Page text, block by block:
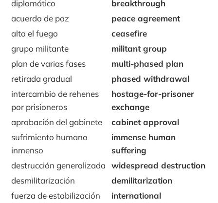
diplomático
breakthrough
acuerdo de paz
peace agreement
alto el fuego
ceasefire
grupo militante
militant group
plan de varias fases
multi-phased plan
retirada gradual
phased withdrawal
intercambio de rehenes
por prisioneros
hostage-for-prisoner
exchange
aprobación del gabinete
cabinet approval
sufrimiento humano
inmenso
immense human
suffering
destrucción generalizada
widespread destruction
desmilitarización
demilitarization
fuerza de estabilización
international